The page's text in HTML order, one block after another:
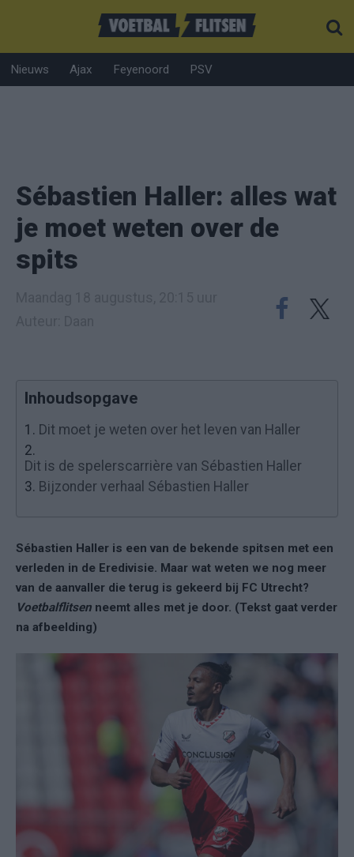
Nieuws Ajax Feyenoord PSV
Sébastien Haller: alles wat
je moet weten over de
spits
Inhoudsopgave
1. Dit moet je weten over het leven van Haller
2.
Dit is de spelerscarrière van Sébastien Haller
3. Bijzonder verhaal Sébastien Haller
Sébastien Haller is een van de bekende spitsen met een
verleden in de Eredivisie. Maar wat weten we nog meer
van de aanvaller die terug is gekeerd bij FC Utrecht?
Voetbalflitsen neemt alles met je door. (Tekst gaat verder
na afbeelding)